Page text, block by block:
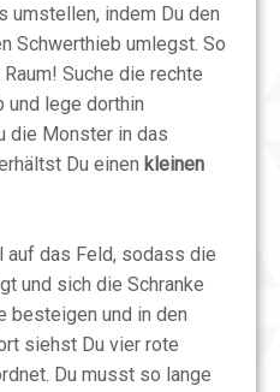
umstellen, indem Du den
Schwerthieb umlegst. So
Suche die rechte
und lege dorthin
die Monster in das
Du einen kleinen
auf das Feld, sodass die
und sich die Schranke
besteigen und in den
siehst Du vier rote
Du musst so lange